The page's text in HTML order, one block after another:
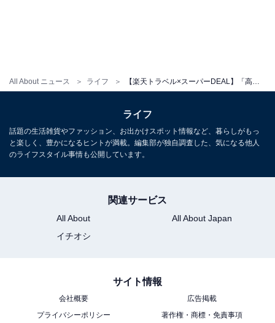
All About ニュース ライフ
ライフ
話題の生活雑貨やファッション、お出かけスポット情報など、暮らしがもっ
と楽しく、豊かになるヒントが満載。編集部が独自調査した、気になる他人
のライフスタイル事情も公開しています。
関連サービス
All About
All About Japan
イチオシ
サイト情報
会社概要
広告掲載
プライバシーポリシー
著作権・商標・免責事項